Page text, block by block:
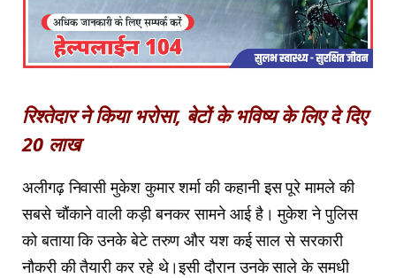
रिश्तेदार ने किया भरोसा, बेटों के भविष्य के लिए दे दिए
20 लाख
अलीगढ़ निवासी मुकेश कुमार शर्मा की कहानी इस पूरे मामले की
सबसे चौंकाने वाली कड़ी बनकर सामने आई है। मुकेश ने पुलिस
को बताया कि उनके बेटे तरुण और यश कई साल से सरकारी
नौकरी की तैयारी कर रहे थे।इसी दौरान उनके साले के समधी